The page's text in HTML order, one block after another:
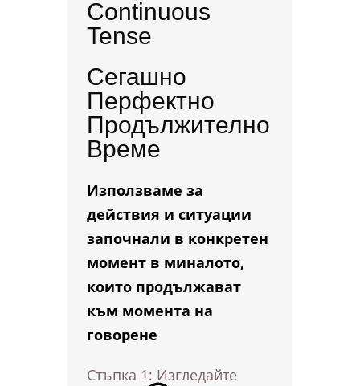
Continuous
Tense
Сегашно
Перфектно
Продължително
Време
Използваме за
действия и ситуации
започнали в конкретен
момент в миналото,
които продължават
към момента на
говорене
Стъпка 1: Изгледайте